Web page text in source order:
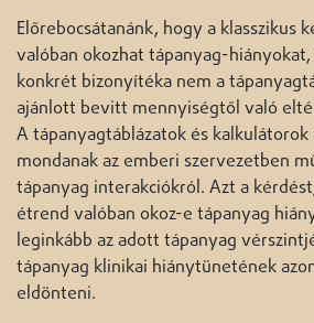
Előrebocsátanánk, hogy a klasszikus
valóban okozhat tápanyag-
konkrét bizonyítéka nem a
ajánlott bevitt mennyiségtől való
A tápanyagtáblázatok és
mondanak az emberi szervezetben
tápanyag interakciókról. Azt a
étrend valóban okoz-e tápanyag
leginkább az adott tápanyag
tápanyag klinikai hiánytünetének
eldönteni.